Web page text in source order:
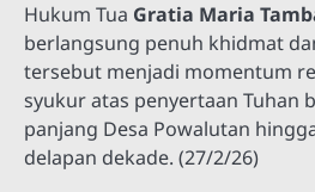
Hukum Tua Gratia Maria
berlangsung penuh khidmat
tersebut menjadi momentum
syukur atas penyertaan Tuhan
panjang Desa Powalutan
delapan dekade. (27/2/26)